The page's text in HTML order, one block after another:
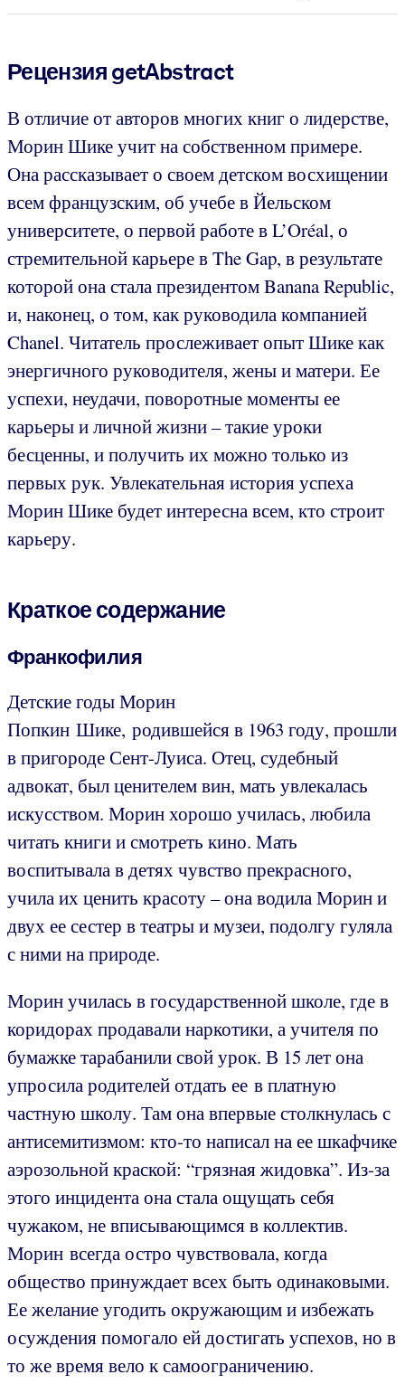
Рецензия getAbstract
В отличие от авторов многих книг о лидерстве,
Морин Шике учит на собственном примере.
Она рассказывает о своем детском восхищении
всем французским, об учебе в Йельском
университете, о первой работе в L’Oréal, о
стремительной карьере в The Gap, в результате
которой она стала президентом Banana Republic,
и, наконец, о том, как руководила компанией
Chanel. Читатель прослеживает опыт Шике как
энергичного руководителя, жены и матери. Ее
успехи, неудачи, поворотные моменты ее
карьеры и личной жизни – такие уроки
бесценны, и получить их можно только из
первых рук. Увлекательная история успеха
Морин Шике будет интересна всем, кто строит
карьеру.
Краткое содержание
Франкофилия
Детские годы Морин
Попкин Шике, родившейся в 1963 году, прошли
в пригороде Сент-Луиса. Отец, судебный
адвокат, был ценителем вин, мать увлекалась
искусством. Морин хорошо училась, любила
читать книги и смотреть кино. Мать
воспитывала в детях чувство прекрасного,
учила их ценить красоту – она водила Морин и
двух ее сестер в театры и музеи, подолгу гуляла
с ними на природе.
Морин училась в государственной школе, где в
коридорах продавали наркотики, а учителя по
бумажке тарабанили свой урок. В 15 лет она
упросила родителей отдать ее в платную
частную школу. Там она впервые столкнулась с
антисемитизмом: кто-то написал на ее шкафчике
аэрозольной краской: “грязная жидовка”. Из-за
этого инцидента она стала ощущать себя
чужаком, не вписывающимся в коллектив.
Морин всегда остро чувствовала, когда
общество принуждает всех быть одинаковыми.
Ее желание угодить окружающим и избежать
осуждения помогало ей достигать успехов, но в
то же время вело к самоограничению.